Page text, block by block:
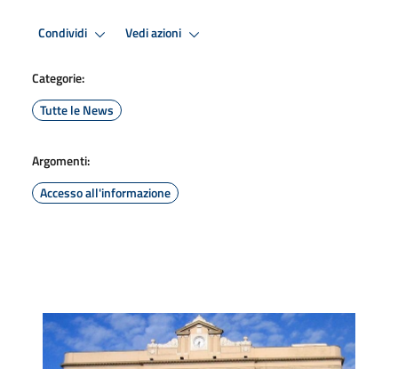
Condividi Vedi azioni
Categorie:
Tutte le News
Argomenti:
Accesso all'informazione